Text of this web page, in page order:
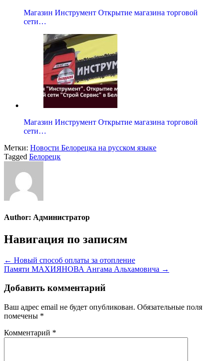
Магазин Инструмент Открытие магазина торговой
сети…
Магазин Инструмент Открытие магазина торговой
сети…
Метки: Новости Белорецка на русском языке
Tagged Белорецк
Author: Администратор
Навигация по записям
← Новый способ оплаты за отопление
Памяти МАХИЯНОВА Ангама Альхамовича →
Добавить комментарий
Ваш адрес email не будет опубликован. Обязательные поля
помечены *
Комментарий *